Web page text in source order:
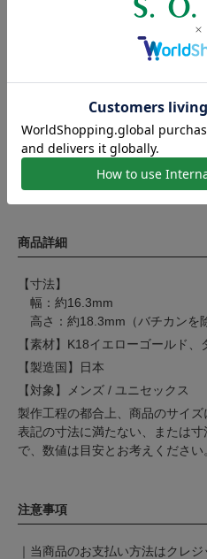
の大きさとなります。
※画像内の高さの数値はバチカン
P2306Y8D (Small)の商品ページは
P2301Y8D (Medium)の商品ペー
P2302Y8D (Large)の商品ページ
商品詳細
【寸法】
幅：約16.3mm
高さ：約18.3mm（バチカンを
【素材】K18イエローゴールド、
【製造国】日本
【対象】メンズ / ユニセックス
製作工程の都合上、商品のサイズ
表記の寸法に満たない、または
で、数値は目安とお考えください
注意事項
｜当商品のお支払い方法はクレ